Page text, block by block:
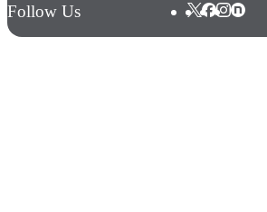
Follow Us